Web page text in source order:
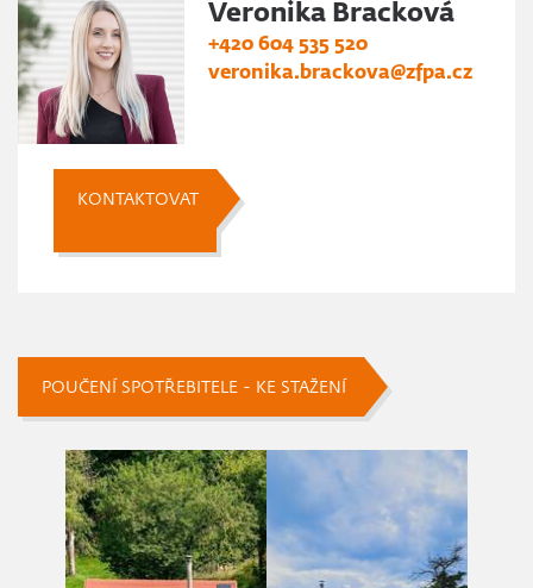
Veronika Bracková
+420 604 535 520
veronika.brackova@zfpa.cz
KONTAKTOVAT
POUČENÍ SPOTŘEBITELE - KE STAŽENÍ